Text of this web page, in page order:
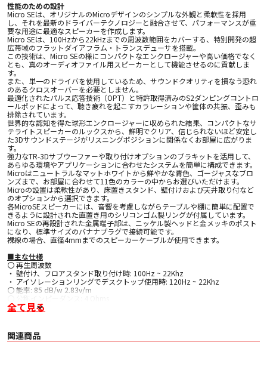
性能のための設計
Micro SEは、オリジナルのMicroデザインのシンプルな外観と柔軟性を採用
し、それを最新のドライバーテクノロジーと融合させて、パフォーマンスが重
要な用途に最適なスピーカーを作成します。
Micro SEは、100Hzから22kHzまでの周波数範囲をカバーする、特別開発の超
広帯域のフラットダイアフラム・トランスデューサを搭載。
この技術は、Micro SEの様にコンパクトなエンクロージャーや高い価格でなく
とも、真のオーディオファイル用スピーカーとして機能させるのに貢献しま
す。
また、単一のドライバを使用しているため、サウンドクオリティを損なう恐れ
のあるクロスオーバーを必要としません。
最適化されたパルス応答技術（OPT）と特許取得済みのS2ダンピングコントロ
ールポッドによって、聴き疲れを起こすカラレーションや筐体の共振、歪みも
排除されています。
世界的な認知を得た球形エンクロージャーに収められた結果、コンパクトなサ
テライトスピーカーのルックスから、鮮明でクリア、信じられないほど安定し
た3Dサウンドステージがリスニングポジションに関係なくお部屋に広がりま
す。
強力なTR-3Dサブウーファーや取り付けオプションのブラキットを活用して、
あらゆる環境やアプリケーションに合わせたシステムを簡単に構成できます。
Microはニュートラルなマットホワイトから鮮やかな青色、ゴージャスなブロ
ンズまで、お部屋に合わせて11色のカラーの中からお選びいただけます。
Microの設置は柔軟性があり、床置きスタンド、壁付けおよび天井取り付など
のオプションから選択できます。
各MicroSEスピーカーには、音響を考慮しながらテーブルや棚に簡単に配置で
きるように設計された直置き用のシリコンゴム製リングが付属しています。
Micro SEの再設計された金属端子部は、ニッケル製ヘッドと金メッキのポスト
になり、標準サイズのバナナプラグで接続可能です。
裸線の場合、直径4mmまでのスピーカーケーブルが使用できます。
■主な仕様
〇 再生周波数
・ 壁付け、フロアスタンド取り付け時: 100Hz ~ 22Khz
・ アイソレーションリングでデスクトップ使用時: 120Hz ~ 22Khz
〇 能率: 85 dB/w 2.83v/m
〇 最大入力 : 60 W (80-120Hz低域カット時：125 W)
〇 フロアスタンド取り付け時の高さ: 91.5 cm
〇 クロスオーバー: なし
〇 サイズ: 102mmφ
全て見る
関連商品